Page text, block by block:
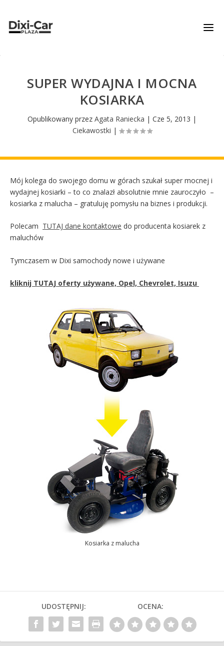
SUPER WYDAJNA I MOCNA
KOSIARKA
Opublikowany przez Agata Raniecka | Cze 5, 2013 |
Ciekawostki |
Mój kolega do swojego domu w górach szukał super mocnej i
wydajnej kosiarki – to co znalazł absolutnie mnie zauroczyło –
kosiarka z malucha – gratuluję pomysłu na biznes i produkcji.
Polecam TUTAJ dane kontaktowe do producenta kosiarek z
maluchów
Tymczasem w Dixi samochody nowe i używane
kliknij TUTAJ oferty używane, Opel, Chevrolet, Isuzu
Kosiarka z malucha
UDOSTĘPNIJ: OCENA: